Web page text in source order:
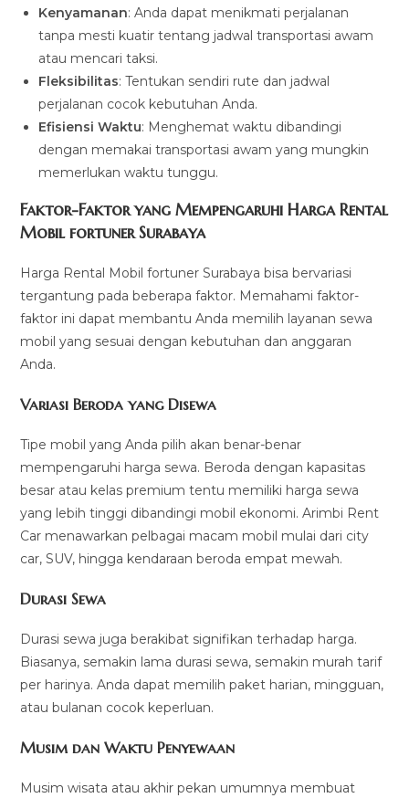
Kenyamanan: Anda dapat menikmati perjalanan
tanpa mesti kuatir tentang jadwal transportasi awam
atau mencari taksi.
Fleksibilitas: Tentukan sendiri rute dan jadwal
perjalanan cocok kebutuhan Anda.
Efisiensi Waktu: Menghemat waktu dibandingi
dengan memakai transportasi awam yang mungkin
memerlukan waktu tunggu.
Faktor-Faktor yang Mempengaruhi Harga Rental
Mobil fortuner Surabaya
Harga Rental Mobil fortuner Surabaya bisa bervariasi
tergantung pada beberapa faktor. Memahami faktor-
faktor ini dapat membantu Anda memilih layanan sewa
mobil yang sesuai dengan kebutuhan dan anggaran
Anda.
Variasi Beroda yang Disewa
Tipe mobil yang Anda pilih akan benar-benar
mempengaruhi harga sewa. Beroda dengan kapasitas
besar atau kelas premium tentu memiliki harga sewa
yang lebih tinggi dibandingi mobil ekonomi. Arimbi Rent
Car menawarkan pelbagai macam mobil mulai dari city
car, SUV, hingga kendaraan beroda empat mewah.
Durasi Sewa
Durasi sewa juga berakibat signifikan terhadap harga.
Biasanya, semakin lama durasi sewa, semakin murah tarif
per harinya. Anda dapat memilih paket harian, mingguan,
atau bulanan cocok keperluan.
Musim dan Waktu Penyewaan
Musim wisata atau akhir pekan umumnya membuat